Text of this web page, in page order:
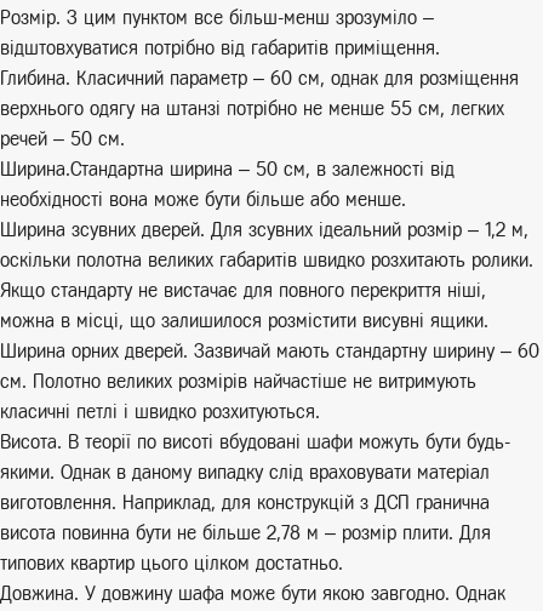
Розмір. З цим пунктом все більш-менш зрозуміло –
відштовхуватися потрібно від габаритів приміщення.
Глибина. Класичний параметр – 60 см, однак для розміщення
верхнього одягу на штанзі потрібно не менше 55 см, легких
речей – 50 см.
Ширина.Стандартна ширина – 50 см, в залежності від
необхідності вона може бути більше або менше.
Ширина зсувних дверей. Для зсувних ідеальний розмір – 1,2 м,
оскільки полотна великих габаритів швидко розхитають ролики.
Якщо стандарту не вистачає для повного перекриття ніші,
можна в місці, що залишилося розмістити висувні ящики.
Ширина орних дверей. Зазвичай мають стандартну ширину – 60
см. Полотно великих розмірів найчастіше не витримують
класичні петлі і швидко розхитуються.
Висота. В теорії по висоті вбудовані шафи можуть бути будь-
якими. Однак в даному випадку слід враховувати матеріал
виготовлення. Наприклад, для конструкцій з ДСП гранична
висота повинна бути не більше 2,78 м – розмір плити. Для
типових квартир цього цілком достатньо.
Довжина. У довжину шафа може бути якою завгодно. Однак